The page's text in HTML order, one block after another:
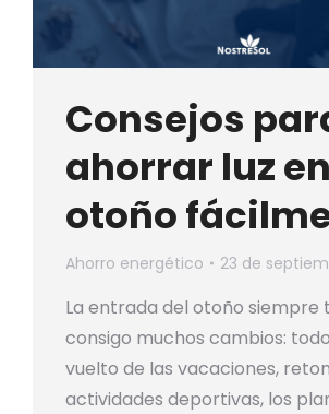
Consejos
ahorrar luz en
otoño
Ahorro energético 23 de
La entrada del otoño siempre
consigo muchos cambios:
vuelto de las vacaciones,
actividades deportivas, los